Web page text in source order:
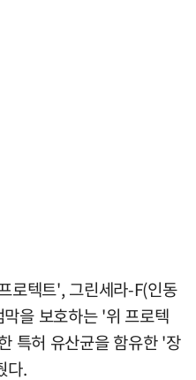
로텍트', 그린세라-F(인동
을 보호하는 '위 프로텍
특허 유산균을 함유한 '장
다.